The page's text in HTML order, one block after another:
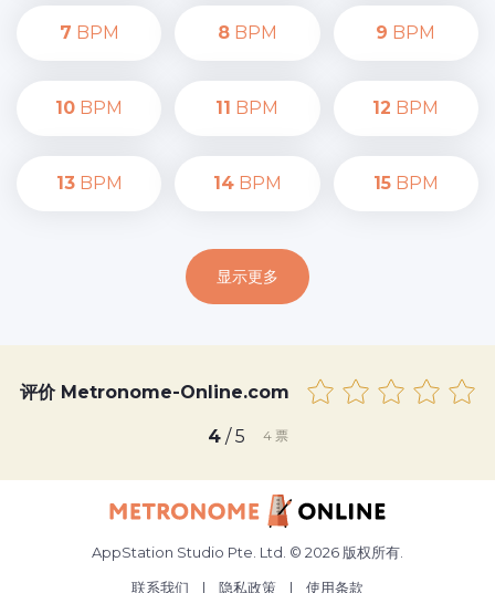
7 BPM 8BPM 9 BPM
10 BPM 11 BPM 12 BPM
13BPM 14BPM 15BPM
显示更多
评价 Metronome-Online.com
4/ 5 4票
AppStation Studio Pte. Ltd. © 2026 版权所有.
联系我们
| 隐私政策 | 使用条款